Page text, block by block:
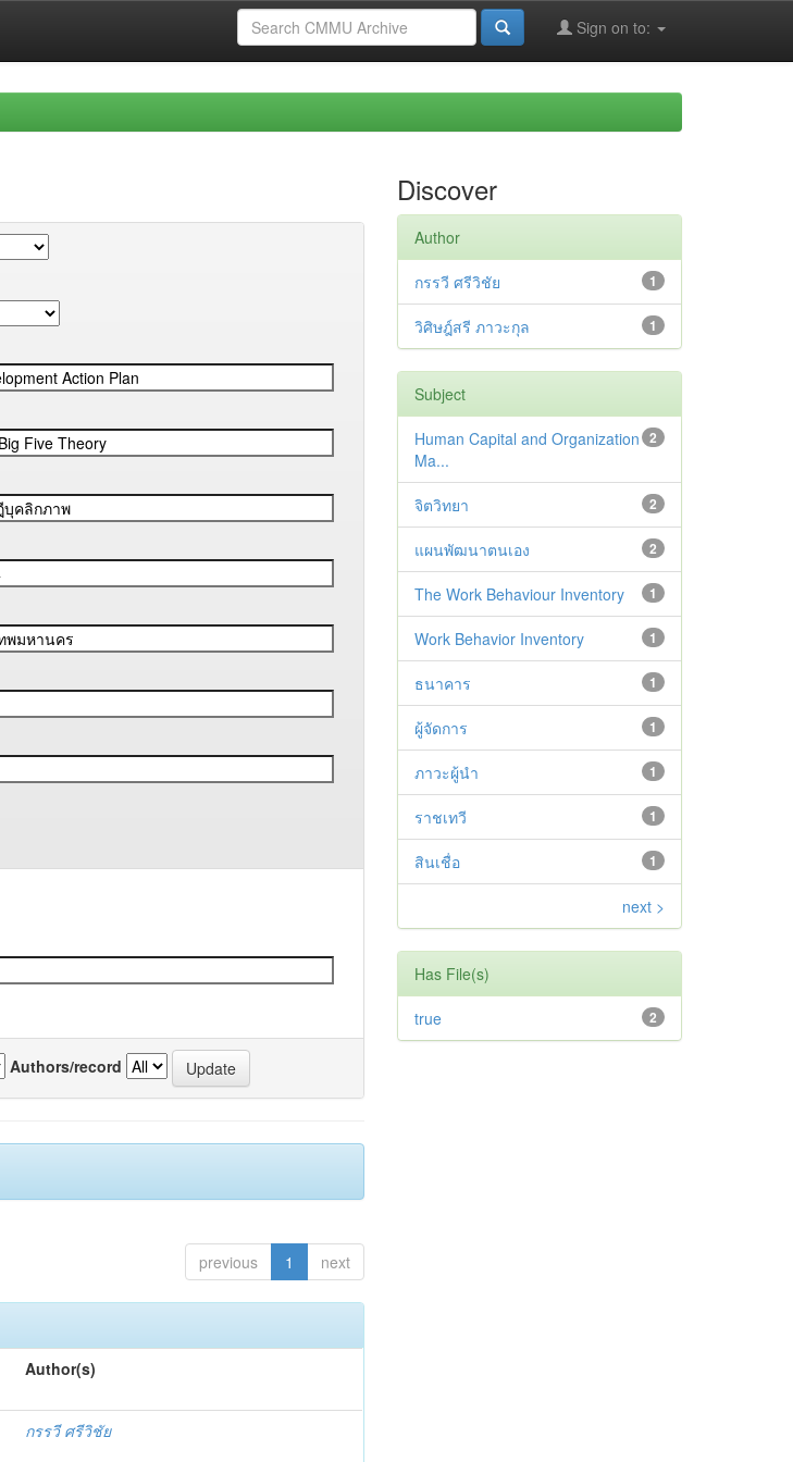
Sign on to:
Authors/record
previous 1 next
Author(s)
กรรวี ศรีวิชัย
Discover
Author
1
กรรวี ศรีวิชัย
1
วิศิษฎ์สรี ภาวะกุล
Subject
2
Human Capital and Organization
Ma...
2
จิตวิทยา
2
แผนพัฒนาตนเอง
1
The Work Behaviour Inventory
1
Work Behavior Inventory
1
ธนาคาร
1
ผู้จัดการ
1
ภาวะผู้นำ
1
ราชเทวี
1
สินเชื่อ
next >
Has File(s)
2
true